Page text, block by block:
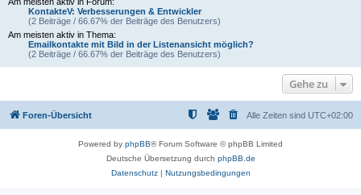
KontakteV: Verbesserungen & Entwickler
(2 Beiträge / 66.67% der Beiträge des Benutzers)
Am meisten aktiv in Thema:
Emailkontakte mit Bild in der Listenansicht möglich?
(2 Beiträge / 66.67% der Beiträge des Benutzers)
Gehe zu
Foren-Übersicht Alle Zeiten sind UTC+02:00
Powered by phpBB® Forum Software © phpBB Limited
Deutsche Übersetzung durch phpBB.de
Datenschutz| Nutzungsbedingungen